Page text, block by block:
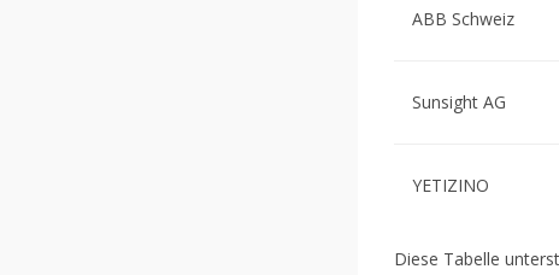
ABB Schweiz
Sunsight AG
YETIZINO
Diese Tabelle